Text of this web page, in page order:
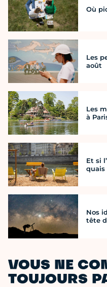
Où
Les
août
Les
à
Et si
quais
Nos
tête
VOUS NE
TOUJOURS